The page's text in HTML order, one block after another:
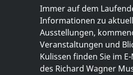
Immer auf dem
Informationen zu
Ausstellungen,
Veranstaltungen und
Kulissen finden Sie im
des Richard Wagner